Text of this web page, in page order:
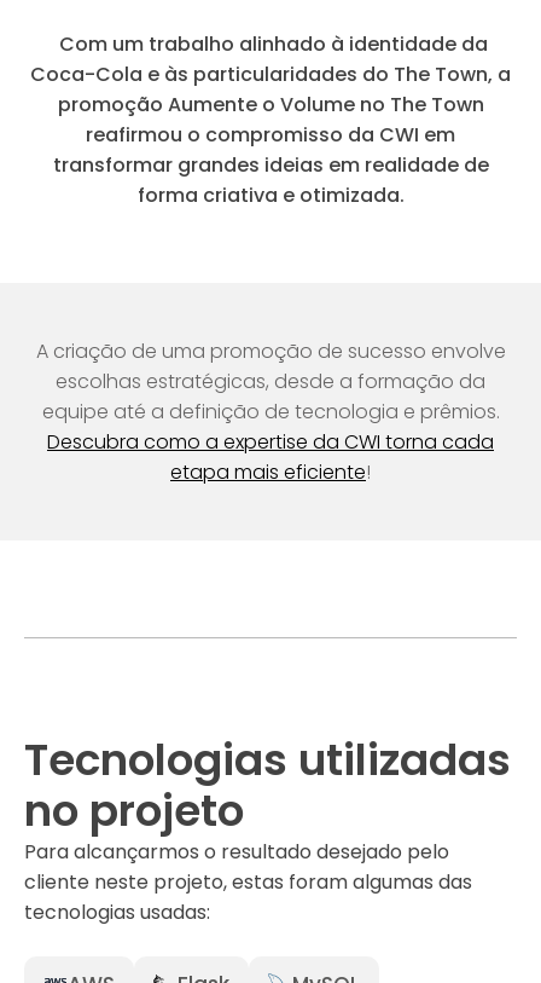
Com um trabalho alinhado à identidade da
Coca-Cola e às particularidades do The Town, a
promoção Aumente o Volume no The Town
reafirmou o compromisso da CWI em
transformar grandes ideias em realidade de
forma criativa e otimizada.
A criação de uma promoção de sucesso envolve
escolhas estratégicas, desde a formação da
equipe até a definição de tecnologia e prêmios.
Descubra como a expertise da CWI torna cada
etapa mais eficiente!
Tecnologias utilizadas
no projeto
Para alcançarmos o resultado desejado pelo
cliente neste projeto, estas foram algumas das
tecnologias usadas: